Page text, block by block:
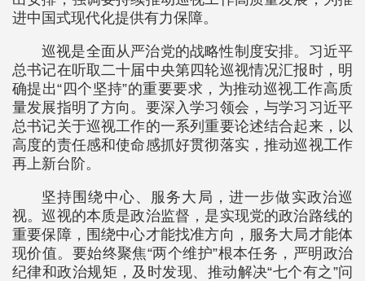
进中国式现代化提供有力保障。
巡视是全面从严治党的战略性制度安排。习近平
总书记在听取二十届中央第四轮巡视情况汇报时，明
确提出“四个坚持”的重要要求，为推动巡视工作高质
量发展指明了方向。要深入学习领会，与学习习近平
总书记关于巡视工作的一系列重要论述结合起来，以
高度的责任感和使命感抓好贯彻落实，推动巡视工作
再上新台阶。
坚持围绕中心、服务大局，进一步做实政治巡
视。巡视的本质是政治监督，是实现党的政治路线的
重要保障，围绕中心才能找准方向，服务大局才能体
现价值。要始终聚焦“两个维护”根本任务，严明政治
纪律和政治规矩，及时发现、推动解决“七个有之”问